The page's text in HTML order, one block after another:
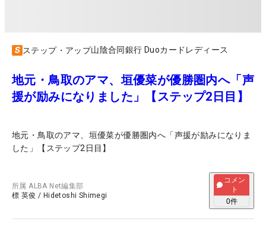
ステップ・アップ山陰合同銀行 Duoカードレディース
地元・鳥取のアマ、垣優菜が優勝圏内へ「声
援が励みになりました」【ステップ2日目】
地元・鳥取のアマ、垣優菜が優勝圏内へ「声援が励みになりま
した」【ステップ2日目】
所属ALBA Net編集部
標 英俊 / Hidetoshi Shimegi
コメン
ト
0件